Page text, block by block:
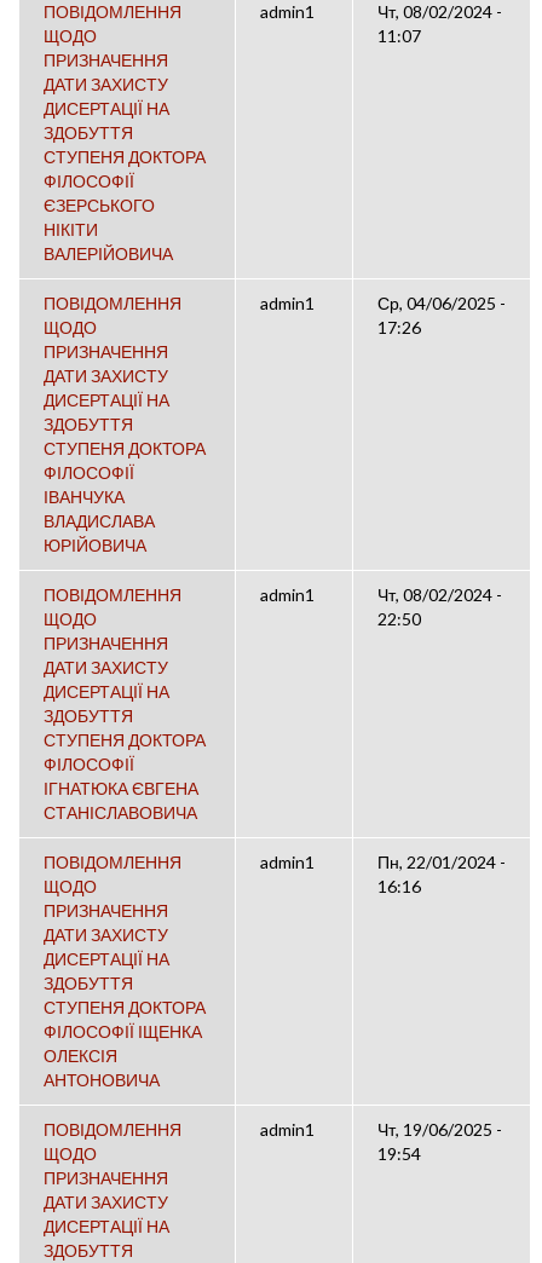
ПОВІДОМЛЕННЯ
ЩОДО
ПРИЗНАЧЕННЯ
ДАТИ ЗАХИСТУ
ДИСЕРТАЦІЇ НА
ЗДОБУТТЯ
СТУПЕНЯ ДОКТОРА
ФІЛОСОФІЇ
ЄЗЕРСЬКОГО
НІКІТИ
ВАЛЕРІЙОВИЧА
admin1
Чт, 08/02/2024 -
11:07
ПОВІДОМЛЕННЯ
ЩОДО
ПРИЗНАЧЕННЯ
ДАТИ ЗАХИСТУ
ДИСЕРТАЦІЇ НА
ЗДОБУТТЯ
СТУПЕНЯ ДОКТОРА
ФІЛОСОФІЇ
ІВАНЧУКА
ВЛАДИСЛАВА
ЮРІЙОВИЧА
admin1
Ср, 04/06/2025 -
17:26
ПОВІДОМЛЕННЯ
ЩОДО
ПРИЗНАЧЕННЯ
ДАТИ ЗАХИСТУ
ДИСЕРТАЦІЇ НА
ЗДОБУТТЯ
СТУПЕНЯ ДОКТОРА
ФІЛОСОФІЇ
ІГНАТЮКА ЄВГЕНА
СТАНІСЛАВОВИЧА
admin1
Чт, 08/02/2024 -
22:50
ПОВІДОМЛЕННЯ
ЩОДО
ПРИЗНАЧЕННЯ
ДАТИ ЗАХИСТУ
ДИСЕРТАЦІЇ НА
ЗДОБУТТЯ
СТУПЕНЯ ДОКТОРА
ФІЛОСОФІЇ ІЩЕНКА
ОЛЕКСІЯ
АНТОНОВИЧА
admin1
Пн, 22/01/2024 -
16:16
ПОВІДОМЛЕННЯ
ЩОДО
ПРИЗНАЧЕННЯ
ДАТИ ЗАХИСТУ
ДИСЕРТАЦІЇ НА
ЗДОБУТТЯ
admin1
Чт, 19/06/2025 -
19:54